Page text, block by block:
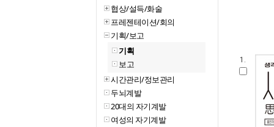
협상/설득/화술
프레젠테이션/회의
기획/보고
기획
보고
시간관리/정보관리
두뇌계발
20대의 자기계발
여성의 자기계발
1.